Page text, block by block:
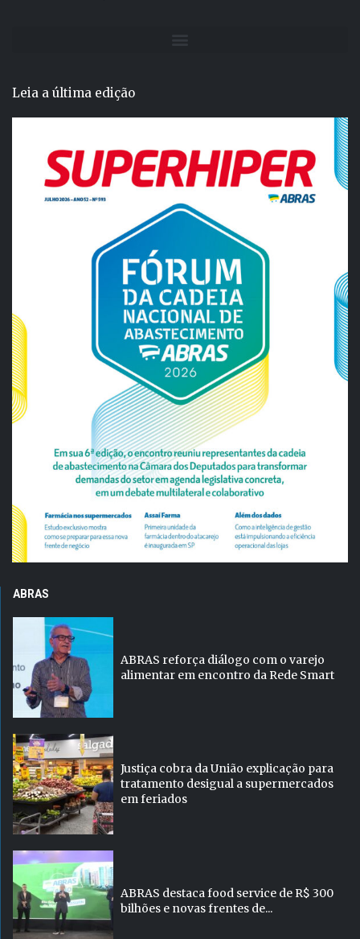
Leia a última edição
ABRAS
ABRAS reforça diálogo com o varejo
alimentar em encontro da Rede Smart
Justiça cobra da União explicação para
tratamento desigual a supermercados
em feriados
ABRAS destaca food service de R$ 300
bilhões e novas frentes de...